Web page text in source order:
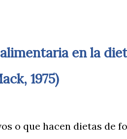
1975)
o que hacen dietas de